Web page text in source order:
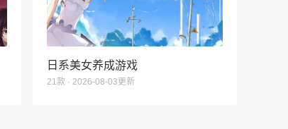
日系美女养成游戏
21款 · 2026-08-03更新